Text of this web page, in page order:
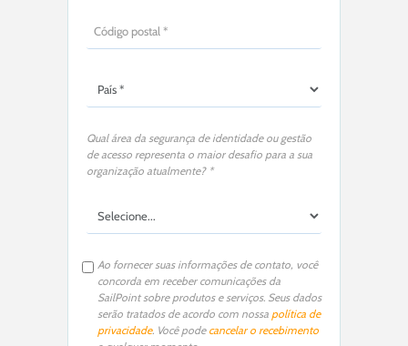
Qual área da segurança de identidade ou gestão
de acesso representa o maior desafio para a sua
organização atualmente? *
Ao fornecer suas informações de contato, você
concorda em receber comunicações da
SailPoint sobre produtos e serviços. Seus dados
serão tratados de acordo com nossa política de
privacidade. Você pode cancelar o recebimento